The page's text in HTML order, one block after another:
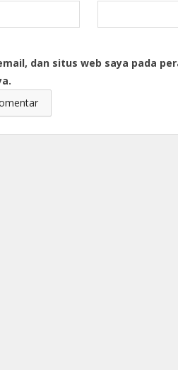
dan situs web saya pada